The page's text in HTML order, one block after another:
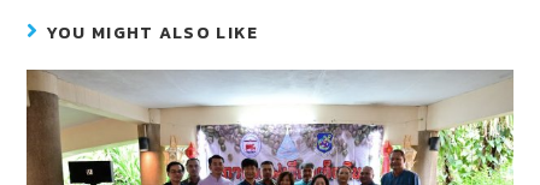
b
o
o
k
er e
n
g
er
YOU MIGHT ALSO LIKE